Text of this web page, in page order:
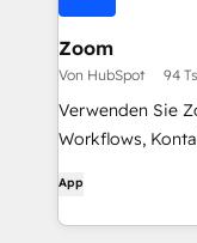
Zoom
Von HubSpot 94
Verwenden Sie
Workflows,
App